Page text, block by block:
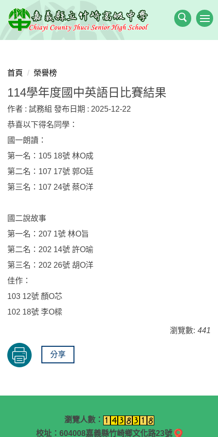
到
主
要
區
首頁 榮譽榜
114學年度國中英語日比賽結果
作者 : 試務組 發布日期 : 2025-12-22
恭喜以下得名同學：
國一朗讀：
第一名：105 18號 林O成
第二名：107 17號 郭O廷
第三名：107 24號 蔡O洋
國二說故事
第一名：207 1號 林O旨
第二名：202 14號 許O瑜
第三名：202 26號 胡O洋
佳作：
103 12號 顏O芯
102 18號 李O樑
瀏覽數: 441
分享
瀏覽人數：
校址：604008嘉義縣竹崎鄉文化路23號